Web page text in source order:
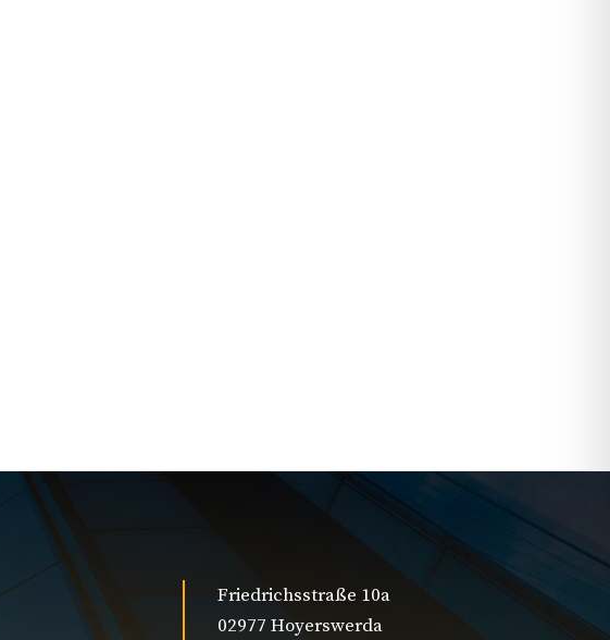
Friedrichsstraße 10a
02977 Hoyerswerda